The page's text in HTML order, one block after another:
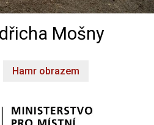
Mošny
Hamr obrazem